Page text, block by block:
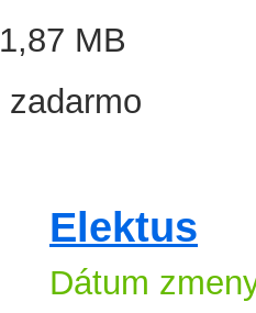
1,87 MB
zadarmo
Elektus
Dátum